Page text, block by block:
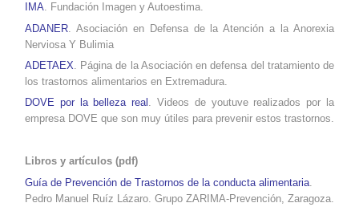
IMA. Fundación Imagen y Autoestima.
ADANER . Asociación en Defensa de la Atención a la Anorexia
Nerviosa Y Bulimia
ADETAEX . Página de la Asociación en defensa del tratamiento de
los trastornos alimentarios en Extremadura.
DOVE por la belleza real . Videos de youtuve realizados por la
empresa DOVE que son muy útiles para prevenir estos trastornos.
Libros y artículos (pdf)
Guía de Prevención de Trastornos de la conducta alimentaria
Pedro Manuel Ruíz Lázaro. Grupo ZARIMA-Prevención, Zaragoza.